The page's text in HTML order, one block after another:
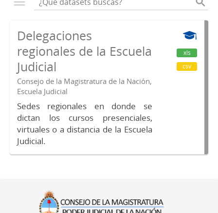
Delegaciones
regionales de la Escuela
Judicial
Consejo de la Magistratura de la Nación,
Escuela Judicial
Sedes regionales en donde se
dictan los cursos presenciales,
virtuales o a distancia de la Escuela
Judicial.
xls
csv